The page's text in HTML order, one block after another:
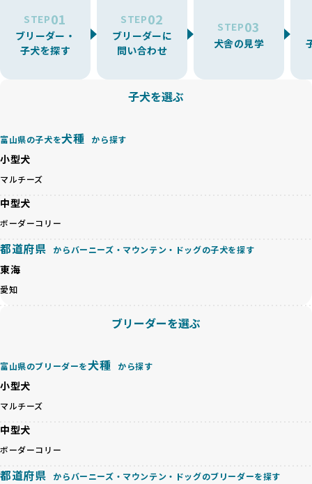
BreederFamiliesでは、アニマルウェルフェアを最優先に考
えた6つの絶対基準と12の総合基準を設定しています。これに
ことを徹底しています。
BreederFamiliesでは、以下の6項目を必須条件とし、これら
基づいた責任あるブリーディングを確保しています。
さらに、健康管理、社会性の育成、遺伝子検査、食事や運動
の質など、ワンちゃんの心身に配慮した飼育環境が整ってい
るかを評価する12項目の総合基準を設けています。これによ
り、より高い基準をクリアしたブリーダーだけを厳選してい
ます。
その結果、合格率10%未満という厳しい基準をクリアした優
良ブリーダーのみが登録されています。
BreederFamiliesでは、法令に準拠するだけでなく、ワンち
ゃんを家族のように愛するという理念を共有するブリーダー
のみを厳選しています。これにより、ユーザーの皆さんに安
BreederFamiliesでは、すべてのブリーダーを書類審査、直
接のヒアリング、現地確認を通じて厳しく評価しています。
このプロセスにより、育成環境や健康管理だけでなく、ブリ
ーダー自身の理念や姿勢までも丁寧に確認しています。
ため、どのブリーダーを選んでも安心して子犬をお迎えいた
だけます。
す。
たりストレスを抱えたりするリスクが高まります。
「少数の犬種に集中」の詳細はこちら
すが、無計画な交配には健康リスクが伴います。異なる犬種
の特徴を持つことで予測しにくい健康問題が発生する可能性
が高く、診断や治療も複雑化する場合があります。また、ミ
待する理想と現実が大きく異なることも少なくありません。
健康と性格を次世代に引き継ぐために、ミックス犬の繁殖を
避けます。無計画な交配がもたらすリスクを理解し、飼い主
殖を徹底しているのです。
一方、営利優先ブリーダーは流行や需要に応じて安易にミッ
が多く見受けられます。場合によっては、チワワ×ハスキー
等体格の異なるリスクの高い交配を行うこともあります。
ゃんが長時間の輸送を強いられたり、狭いケージに閉じ込め
ちゃんの社会性や基本的なしつけにも悪影響を与える可能性
があります。
ペットショップやオークションを介さずに直接飼い主に渡す
ことを大切にしています。また、彼らはお迎え先を自身で確
認し、ワンちゃんが安心して暮らせる環境を整えるために直
接の引き渡しを基本とします。
一方で、営利優先ブリーダーは、広範囲に販売するためにペ
STEP01
ブリーダー・
子犬を探す
STEP02
ブリーダーに
問い合わせ
STEP03
犬舎の見学
子犬を選ぶ
富山県の子犬を犬種 から探す
小型犬
マルチーズ
中型犬
ボーダーコリー
都道府県 からバーニーズ・マウンテン・ドッグの子犬を探す
東海
愛知
ブリーダーを選ぶ
富山県のブリーダーを犬種 から探す
小型犬
マルチーズ
中型犬
ボーダーコリー
都道府県 からバーニーズ・マウンテン・ドッグのブリーダーを探す